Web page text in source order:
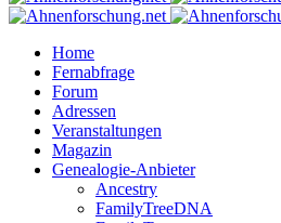
Home
Fernabfrage
Forum
Adressen
Veranstaltungen
Magazin
Genealogie-Anbieter
Ancestry
FamilyTreeDNA